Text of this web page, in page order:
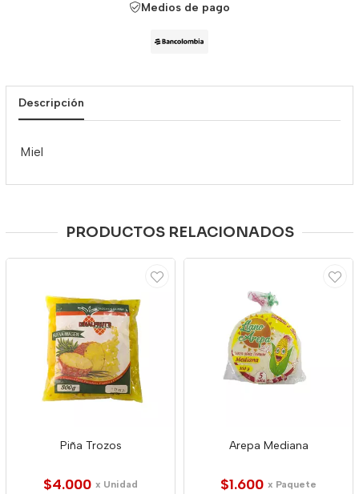
Medios de pago
Descripción
Miel
PRODUCTOS RELACIONADOS
Piña Trozos
$4.000 x Unidad
Arepa Mediana
$1.600 x Paquete